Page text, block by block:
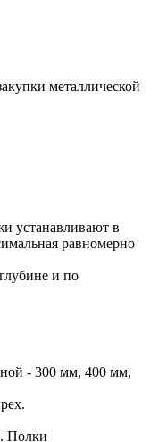
металлической
устанавливают в
равномерно
и по
- 300 мм, 400 мм,
Полки